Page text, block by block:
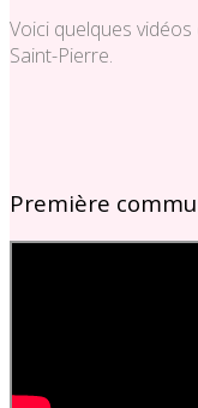
Voici quelques
Saint-Pierre.
Première